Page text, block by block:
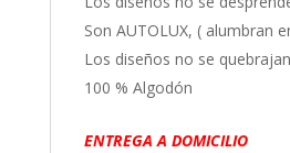
Son AUTOLUX, ( alumbran
Los diseños no se quebrajan
100 % Algodón
ENTREGA A DOMICILIO